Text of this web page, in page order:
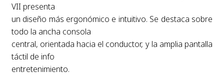
VII presenta
un diseño más ergonómico e intuitivo. Se destaca sobre
todo la ancha consola
central, orientada hacia el conductor, y la amplia pantalla
táctil de info
entretenimiento.